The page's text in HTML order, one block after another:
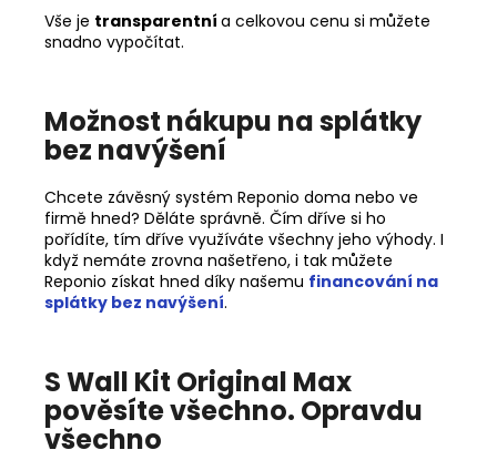
Vše je transparentní a celkovou cenu si můžete
snadno vypočítat.
Možnost nákupu na splátky
bez navýšení
Chcete závěsný systém Reponio doma nebo ve
firmě hned? Děláte správně. Čím dříve si ho
pořídíte, tím dříve využíváte všechny jeho výhody. I
když nemáte zrovna našetřeno, i tak můžete
Reponio získat hned díky našemu financování na
splátky bez navýšení.
S Wall Kit Original Max
pověsíte všechno. Opravdu
všechno